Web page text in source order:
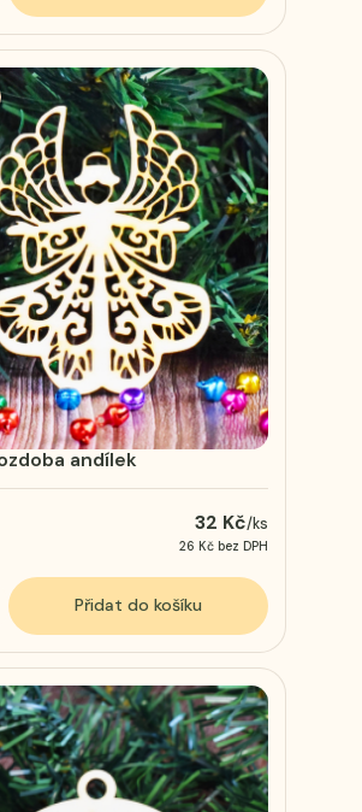
andílek
32 Kč/ks
26 Kč bez DPH
Přidat do košíku